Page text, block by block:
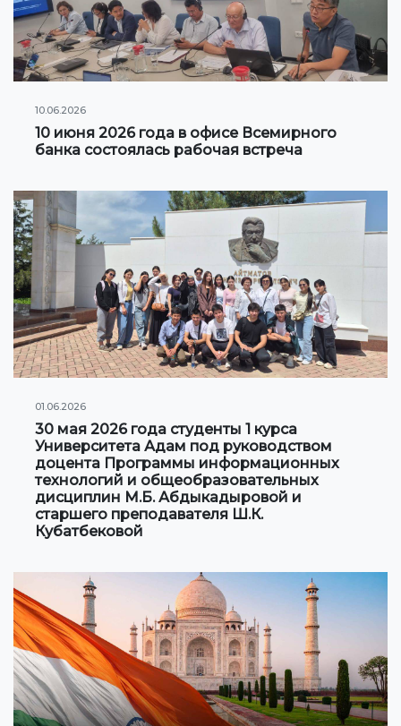
Клуб по интересам
Информация по грантам и стипендиям
КОНТАКТНАЯ ИНФОРМАЦИЯ
АРХИВ
10.06.2026
10 июня 2026 года в офисе Всемирного
банка состоялась рабочая встреча
01.06.2026
30 мая 2026 года студенты 1 курса
Университета Адам под руководством
доцента Программы информационных
технологий и общеобразовательных
дисциплин М.Б. Абдыкадыровой и
старшего преподавателя Ш.К.
Кубатбековой